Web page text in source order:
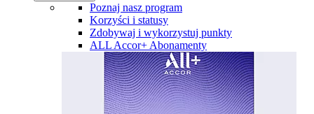
Poznaj nasz program
Korzyści i statusy
Zdobywaj i wykorzystuj punkty
ALL Accor+ Abonamenty